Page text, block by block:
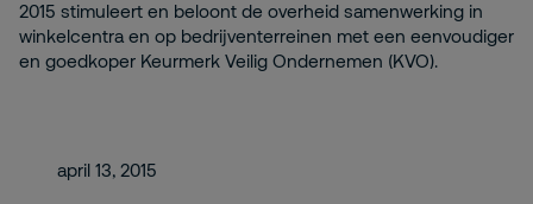
2015 stimuleert en beloont de overheid samenwerking in
winkelcentra en op bedrijventerreinen met een eenvoudiger
en goedkoper Keurmerk Veilig Ondernemen (KVO).
april 13, 2015